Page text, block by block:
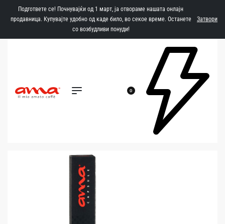
Подгответе се! Почнувајќи од 1 март, ја отвораме нашата онлајн
продавница. Купувајте удобно од каде било, во секое време. Останете
со возбудливи понуди!
Затвори
0